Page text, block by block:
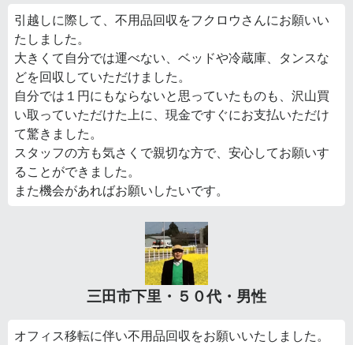
引越しに際して、不用品回収をフクロウさんにお願いい
たしました。
大きくて自分では運べない、ベッドや冷蔵庫、タンスな
どを回収していただけました。
自分では１円にもならないと思っていたものも、沢山買
い取っていただけた上に、現金ですぐにお支払いただけ
て驚きました。
スタッフの方も気さくで親切な方で、安心してお願いす
ることができました。
また機会があればお願いしたいです。
三田市下里・５０代・男性
オフィス移転に伴い不用品回収をお願いいたしました。